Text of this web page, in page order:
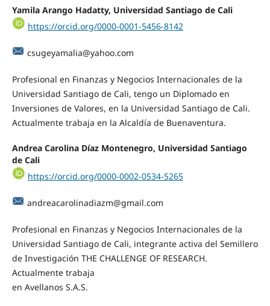
Yamila Arango Hadatty, Universidad Santiago de Cali
https://orcid.org/0000-0001-5456-8142
csugeyamalia@yahoo.com
Profesional en Finanzas y Negocios Internacionales de la
Universidad Santiago de Cali, tengo un Diplomado en
Inversiones de Valores, en la Universidad Santiago de Cali.
Actualmente trabaja en la Alcaldía de Buenaventura.
Andrea Carolina Díaz Montenegro, Universidad Santiago
de Cali
https://orcid.org/0000-0002-0534-5265
andreacarolinadiazm@gmail.com
Profesional en Finanzas y Negocios Internacionales de la
Universidad Santiago de Cali, integrante activa del Semillero
de Investigación THE CHALLENGE OF RESEARCH.
Actualmente trabaja
en Avellanos S.A.S.